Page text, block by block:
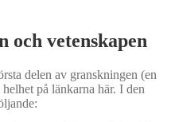
och vetenskapen
delen av granskningen (en
på länkarna här. I den